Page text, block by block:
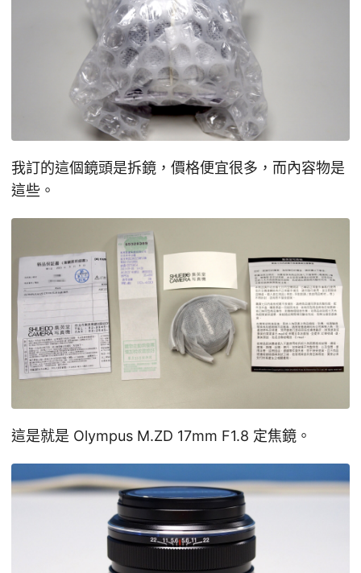
我訂的這個鏡頭是拆鏡，價格便宜很多，而內容物是
這些。
這是就是 Olympus M.ZD 17mm F1.8 定焦鏡。